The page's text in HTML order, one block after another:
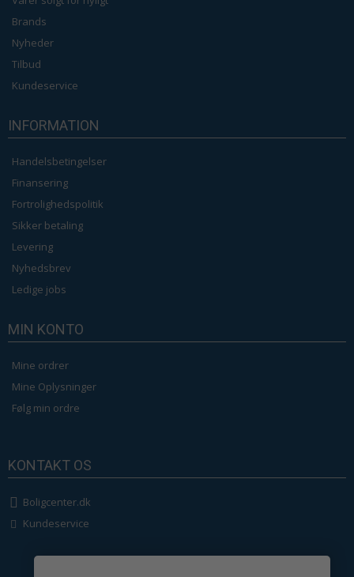
Brands
Nyheder
Tilbud
Kundeservice
INFORMATION
Handelsbetingelser
Finansering
Fortrolighedspolitik
Sikker betaling
Levering
Nyhedsbrev
Ledige jobs
MIN KONTO
Mine ordrer
Mine Oplysninger
Følg min ordre
KONTAKT OS
Boligcenter.dk
Kundeservice